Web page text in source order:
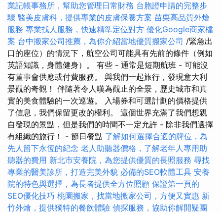
業記帳事務所，幫助您管理日常財務 台胞證申請的完整步
驟 醫美皮膚科，提供專業的皮膚保養方案 苗栗高品質外燴
服務 專業找人服務，快速精準定位對方 優化Google商家檔
案 台中搬家公司推薦，為你介紹當地優質搬家公司 /緊急出
口的座位）的情況下，航空公司可能具有先前的條件（例如
英語知識，身體健身）。 有些 - 通常是短期航班 - 可能沒
有董事會供應或付費服務。 與我們一起旅行，發現意大利
景觀的奇觀！ 伴隨著令人嘆為觀止的全景，歷史城市和真
實的美食體驗的一次巡遊。 入場券和可選計劃的價格提供
了信息，我們保留更改的權利。 這個世界充滿了我們想親
自發現的景點，但是我們的時間不一定允許 - 除非我們選擇
有組織的旅行！ - 節日餐點 了解如何選擇合適的牌位，為
先人留下永恆的紀念 老人助聽器價格，了解老年人專用助
聽器的費用 新北市安養院，為您提供優質的長照服務 尋找
專業的醫美診所，打造完美外貌 必備的SEO軟體工具 安養
院的特色與選擇，為長者提供全方位照顧 保證第一頁的
SEO優化技巧 桃園搬家，找當地搬家公司，方便又實惠 新
竹外燴，提供獨特的餐飲體驗 偵探服務，協助你解開疑團